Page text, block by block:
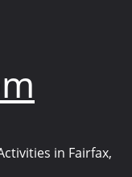
in Fairfax,